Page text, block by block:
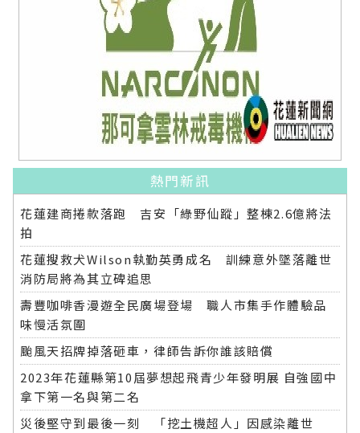
熱門新訊
花蓮建商捲款落跑 吉安「綠野仙蹤」整棟2.6億將法
拍
花蓮搜救犬Wilson執勤英勇成名 訓練意外墜落離世
消防局將為其立碑追思
壽豐咖啡香漫遊全民廣場登場 職人市集手作體驗品
味慢活氛圍
颱風天招牌掉落砸車，律師告訴你誰該賠償
2023年花蓮縣第10屆夢想起飛青少年發明展 自強國中
拿下第一名與第二名
災後堅守到最後一刻 「挖土機超人」因感染離世